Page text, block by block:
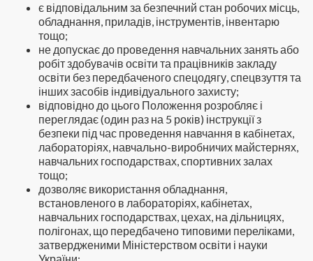
є відповідальним за безпечний стан робочих місць,
обладнання, приладів, інструментів, інвентарю
тощо;
не допускає до проведення навчальних занять або
робіт здобувачів освіти та працівників закладу
освіти без передбаченого спецодягу, спецвзуття та
інших засобів індивідуального захисту;
відповідно до цього Положення розробляє і
переглядає (один раз на 5 років) інструкції з
безпеки під час проведення навчання в кабінетах,
лабораторіях, навчально-виробничих майстернях,
навчальних господарствах, спортивних залах
тощо;
дозволяє використання обладнання,
встановленого в лабораторіях, кабінетах,
навчальних господарствах, цехах, на дільницях,
полігонах, що передбачено типовими переліками,
затвердженими Міністерством освіти і науки